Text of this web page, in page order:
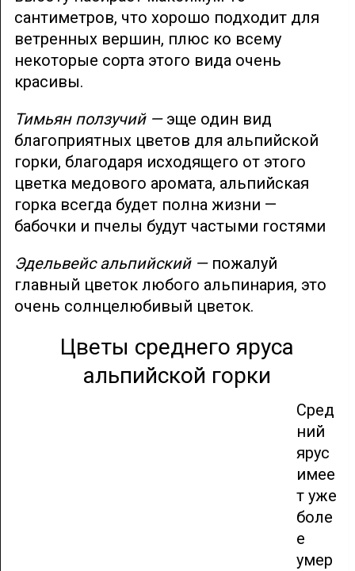
сантиметров, что хорошо подходит для
ветренных вершин, плюс ко всему
некоторые сорта этого вида очень
красивы.
Тимьян ползучий — эще один вид
благоприятных цветов для альпийской
горки, благодаря исходящего от этого
цветка медового аромата, альпийская
горка всегда будет полна жизни —
бабочки и пчелы будут частыми гостями
Эдельвейс альпийский —пожалуй
главный цветок любого альпинария, это
очень солнцелюбивый цветок.
Цветы среднего яруса
альпийской горки
Сред
ний
ярус
имее
т уже
боле
е
умер